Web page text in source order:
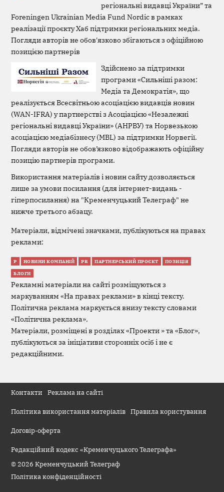
регіональні видавці України” та
Foreningen Ukrainian Media Fund Nordic в рамках
реалізації проєкту Хаб підтримки регіональних медіа.
Погляди авторів не обов'язково збігаються з офіційною
позицією партнерів
Здійснено за підтримки
програми «Сильніші разом:
Медіа та Демократія», що
реалізується Всесвітньою асоціацією видавців новин
(WAN-IFRA) у партнерстві з Асоціацією «Незалежні
регіональні видавці України» (АНРВУ) та Норвезькою
асоціацією медіабізнесу (MBL) за підтримки Норвегії.
Погляди авторів не обов’язково відображають офіційну
позицію партнерів програми.
Використання матеріалів і новин сайту дозволяється
лише за умови посилання (для інтернет-видань -
гіперпосилання) на "Кременчуцький Телеграф" не
нижче третього абзацу.
Матеріали, відмічені значками, публікуються на правах
реклами:
Р НОВИНИ КОМПАНІЙ PR ПАРТНЕРСЬКИЙ ПРОЄКТ ПОЗИЦІЯ
БЛОГИ
Рекламні матеріали на сайті розміщуються з
маркуванням «На правах реклами» в кінці тексту.
Політична реклама маркується внизу тексту словами
«Політична реклама».
Матеріали, розміщені в розділах «Проекти » та «Блог»,
публікуються за ініціативи сторонніх осіб і не є
редакційними.
Контакти Реклама на сайті
Політика використання матеріалів Правила користування
Договір-оферта
Редакційний кодекс «Кременчуцького Телеграфа»
© 2026 Кременчуцький Телеграф
Політика конфіденційності